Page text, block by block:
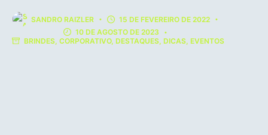
SANDRO RAIZLER
15 DE FEVEREIRO DE 2022
10 DE AGOSTO DE 2023
BRINDES, CORPORATIVO, DESTAQUES, DICAS, EVENTOS